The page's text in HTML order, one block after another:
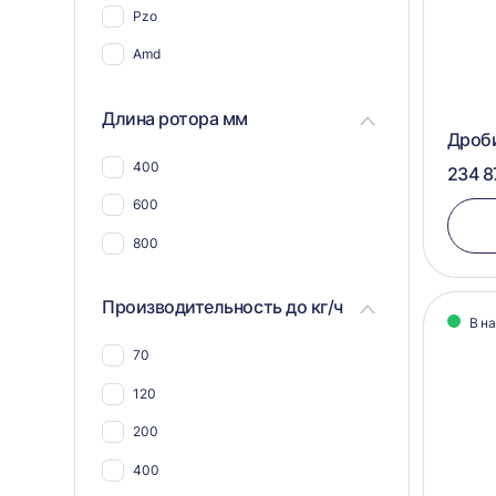
пластмассы
Для угля
Для макулатуры
Для металлической стружки
Pzo
Amd
Длина ротора мм
400
600
800
Производительность до кг/ч
70
120
200
400
234
В